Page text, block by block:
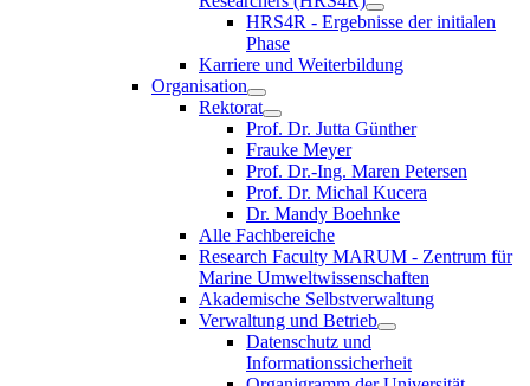
HRS4R - Ergebnisse der initialen
Phase
Karriere und Weiterbildung
Organisation
Rektorat
Prof. Dr. Jutta Günther
Frauke Meyer
Prof. Dr.-Ing. Maren Petersen
Prof. Dr. Michal Kucera
Dr. Mandy Boehnke
Alle Fachbereiche
Research Faculty MARUM - Zentrum für
Marine Umweltwissenschaften
Akademische Selbstverwaltung
Verwaltung und Betrieb
Datenschutz und
Informationssicherheit